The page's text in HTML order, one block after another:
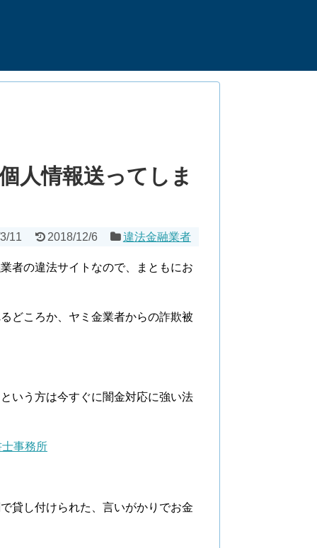
人情報送ってしま
11 2018/12/6 違法金融業者
者の違法サイトなので、まともにお
どころか、ヤミ金業者からの詐欺被
いう方は今すぐに闇金対応に強い法
士事務所
貸し付けられた、言いがかりでお金